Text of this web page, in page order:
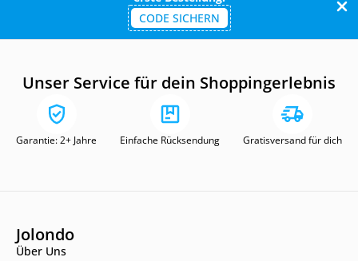
CODE SICHERN
Unser Service für dein Shoppingerlebnis
Garantie: 2+ Jahre Einfache Rücksendung Gratisversand für dich
Jolondo
Über Uns